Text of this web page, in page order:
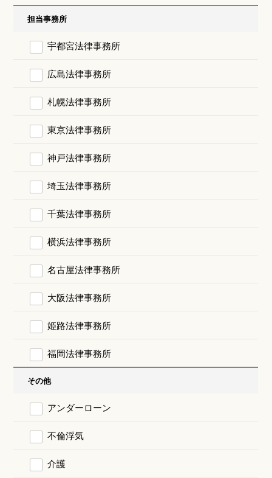
担当事務所
宇都宮法律事務所
広島法律事務所
札幌法律事務所
東京法律事務所
神戸法律事務所
埼玉法律事務所
千葉法律事務所
横浜法律事務所
名古屋法律事務所
大阪法律事務所
姫路法律事務所
福岡法律事務所
その他
アンダーローン
不倫浮気
介護